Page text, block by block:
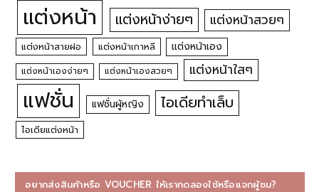
แต่งหน้า แต่งหน้าง่ายๆ แต่งหน้าสวยๆ
แต่งหน้าสายฝอ แต่งหน้าเกาหลี แต่งหน้าเอง
แต่งหน้าเองง่ายๆ แต่งหน้าเองสวยๆ แต่งหน้าใสๆ
แฟชั่น แฟชั่นผู้หญิง ไอเดียทำเล็บ
ไอเดียแต่งหน้า
อยากส่งสินค้าหรือ VOUCHER ให้เราทดลองใช้หรือแจกผู้ชม?